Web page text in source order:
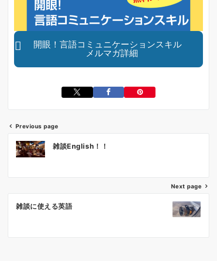
開眼！言語コミュニケーションスキル
メルマガ詳細
ン
Previous page
雑談English！！
Next page
雑談に使える英語